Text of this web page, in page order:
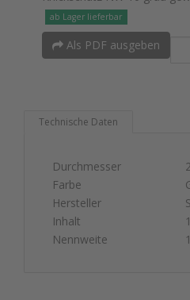
ab Lager lieferbar
Als PDF ausgeben
Technische Daten
Durchmesser
Farbe
Hersteller
Inhalt
Nennweite